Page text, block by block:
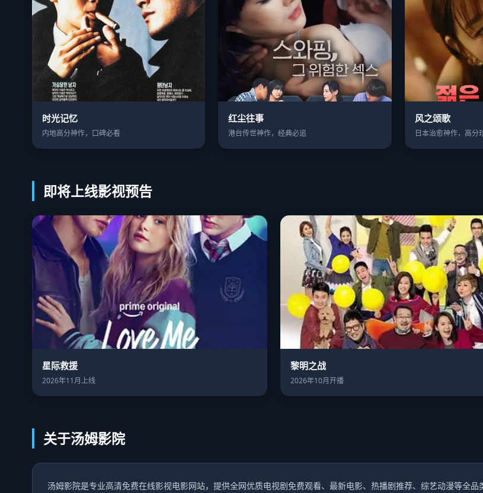
时光记忆
内地高分神作，口碑必看
红尘往事
港台传世神作，经典必追
风之颂歌
日本治愈神作，高分
即将上线影视预告
星际救援
2026年11月上线
黎明之战
2026年10月开播
关于汤姆影院
汤姆影院是专业高清免费在线影视电影网站，提供全网优质电视剧免费观看、最新电影、热播剧推荐、综艺动漫等全